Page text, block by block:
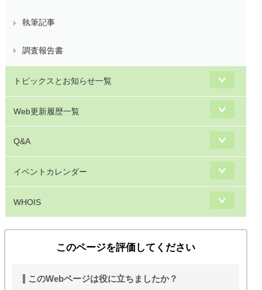
執筆記事
調査報告書
トピックスとお知らせ一覧
Web更新履歴一覧
Q&A
イベントカレンダー
WHOIS
このページを評価してください
このWebページは役に立ちましたか？